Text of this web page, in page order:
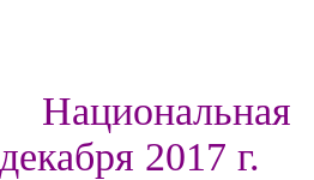
декабря 2017 г.